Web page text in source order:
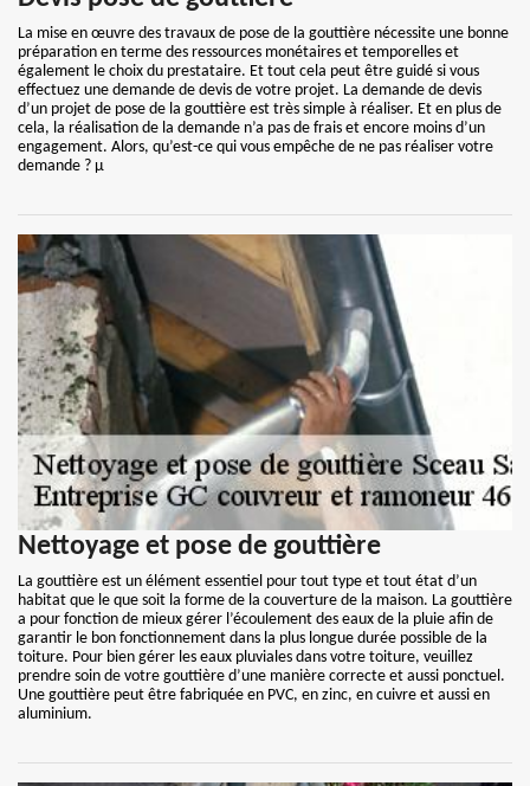
La mise en œuvre des travaux de pose de la gouttière nécessite une bonne
préparation en terme des ressources monétaires et temporelles et
également le choix du prestataire. Et tout cela peut être guidé si vous
effectuez une demande de devis de votre projet. La demande de devis
d’un projet de pose de la gouttière est très simple à réaliser. Et en plus de
cela, la réalisation de la demande n’a pas de frais et encore moins d’un
engagement. Alors, qu’est-ce qui vous empêche de ne pas réaliser votre
demande ? µ
Nettoyage et pose de gouttière
La gouttière est un élément essentiel pour tout type et tout état d’un
habitat que le que soit la forme de la couverture de la maison. La gouttière
a pour fonction de mieux gérer l’écoulement des eaux de la pluie afin de
garantir le bon fonctionnement dans la plus longue durée possible de la
toiture. Pour bien gérer les eaux pluviales dans votre toiture, veuillez
prendre soin de votre gouttière d’une manière correcte et aussi ponctuel.
Une gouttière peut être fabriquée en PVC, en zinc, en cuivre et aussi en
aluminium.